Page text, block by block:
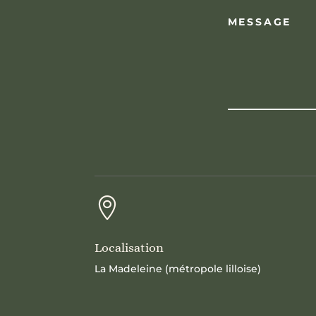

Localisation
La Madeleine (métropole lilloise)